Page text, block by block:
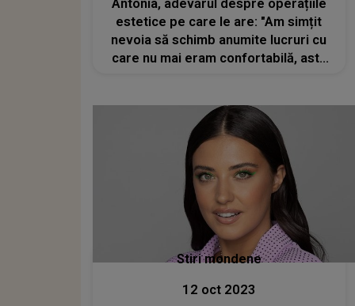
Antonia, adevărul despre operațiile
estetice pe care le are: "Am simțit
nevoia să schimb anumite lucruri cu
care nu mai eram confortabilă, asta
Stiri mondene
12 oct 2023